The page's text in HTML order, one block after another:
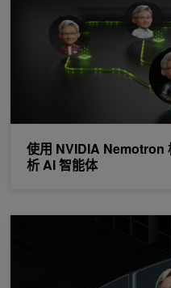
使用 NVIDIA Nemotron
析 AI 智能体